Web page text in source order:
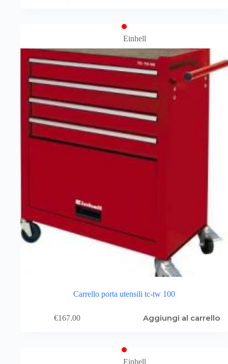
Einhell
Carrello porta utensili tc-tw 100
€167.00 Aggiungi al carrello
Einhell